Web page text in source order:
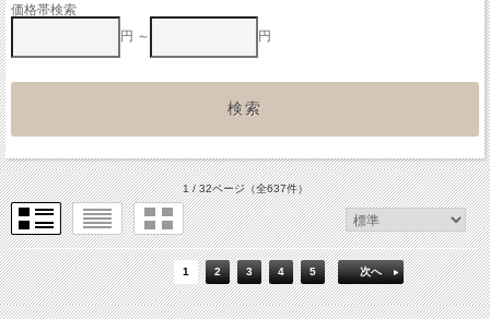
価格帯検索
円 ～
円
1 / 32ページ（全637件）
1 2 3 4 5 次へ